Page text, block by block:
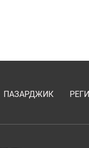
ПАЗАРДЖИК